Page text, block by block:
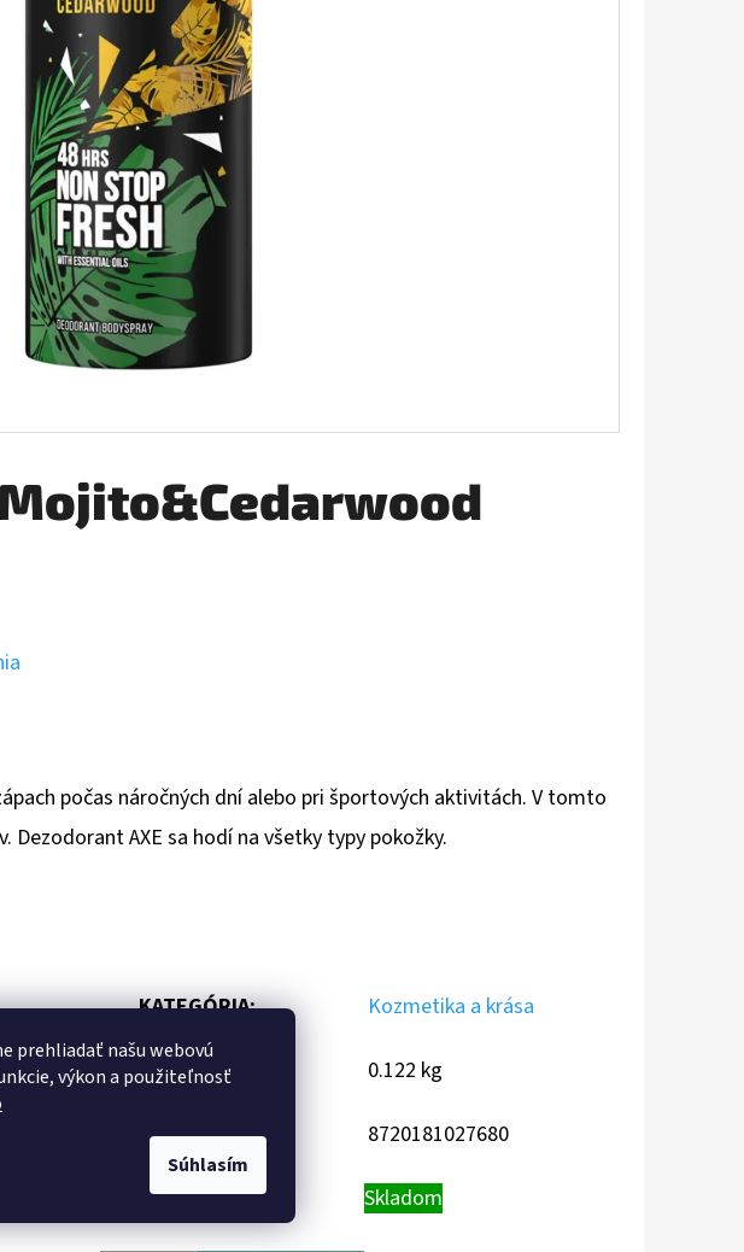
prehliadať našu webovú
výkon a použiteľnosť
Súhlasím
počas náročných dní alebo pri športových aktivitách. V tomto
Dezodorant AXE sa hodí na všetky typy pokožky.
KATEGÓRIA: Kozmetika a krása
HMOTNOSŤ 0.122 kg
EAN: 8720181027680
DOSTUPNOSŤ: Skladom
COCCOLINO SETA AVIVÁŽ 645ML
€2,76
Pôvodne:€3,25